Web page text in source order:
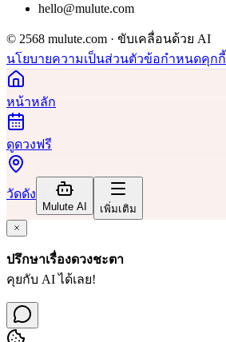
hello@mulute.com
© 2568 mulute.com · ขับเคลื่อนด้วย AI
นโยบายความเป็นส่วนตัวข้อกำหนดคุกกี้
หน้าหลัก
ดูดวงฟรี
วัดดัง
Mulute AI เพิ่มเติม
ปรึกษาเรื่องดวงชะตา
คุยกับ AI ได้เลย!